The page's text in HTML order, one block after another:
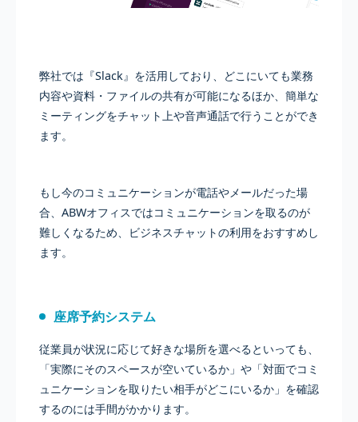
弊社では『Slack』を活用しており、どこにいても業務
内容や資料・ファイルの共有が可能になるほか、簡単な
ミーティングをチャット上や音声通話で行うことができ
ます。
もし今のコミュニケーションが電話やメールだった場
合、ABWオフィスではコミュニケーションを取るのが
難しくなるため、ビジネスチャットの利用をおすすめし
ます。
座席予約システム
従業員が状況に応じて好きな場所を選べるといっても、
「実際にそのスペースが空いているか」や「対面でコミ
ュニケーションを取りたい相手がどこにいるか」を確認
するのには手間がかかります。